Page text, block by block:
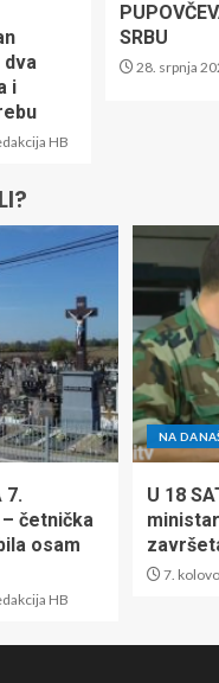
dva
i
HB
SRBU
28. srpnja
7.
četnička
osam
HB
NA
U 18
7.